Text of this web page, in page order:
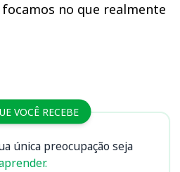
no que realmente
VOCÊ RECEBE
única preocupação seja